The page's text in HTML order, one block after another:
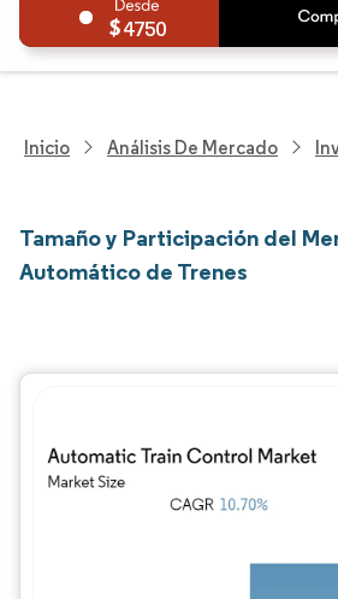
4750
Inicio Análisis De Mercado
Tamaño y Participación del
Automático de Trenes